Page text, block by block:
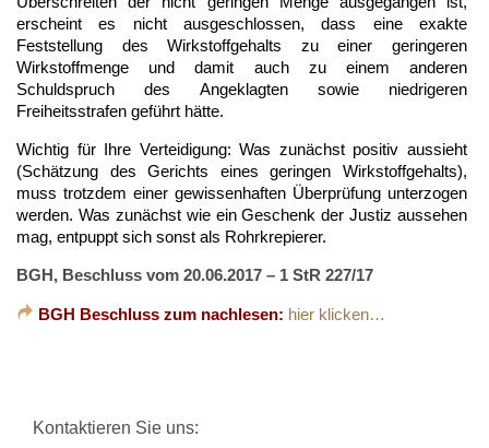
erscheint es nicht ausgeschlossen, dass eine exakte
Feststellung des Wirkstoffgehalts zu einer geringeren
Wirkstoffmenge und damit auch zu einem anderen
Schuldspruch des Angeklagten sowie niedrigeren
Freiheitsstrafen geführt hätte.
Wichtig für Ihre Verteidigung: Was zunächst positiv aussieht
(Schätzung des Gerichts eines geringen Wirkstoffgehalts),
muss trotzdem einer gewissenhaften Überprüfung unterzogen
werden. Was zunächst wie ein Geschenk der Justiz aussehen
mag, entpuppt sich sonst als Rohrkrepierer.
BGH, Beschluss vom 20.06.2017 – 1 StR 227/17
 BGH Beschluss zum nachlesen: hier klicken…
Kontaktieren Sie uns: